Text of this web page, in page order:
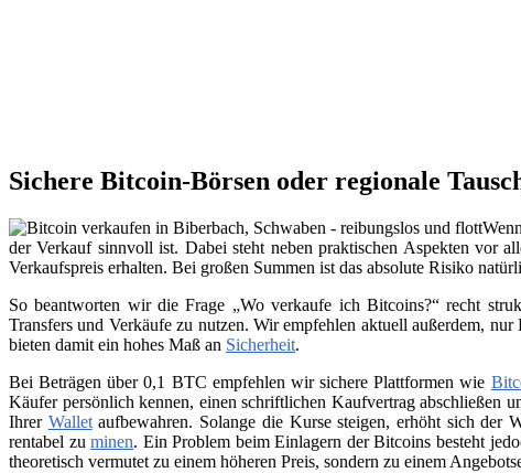
Sichere Bitcoin-Börsen oder regionale
der Verkauf sinnvoll ist. Dabei steht neben praktischen Aspekten vor
Verkaufspreis erhalten. Bei großen Summen ist das absolute Risiko
So beantworten wir die Frage „Wo verkaufe ich Bitcoins?“ recht
Transfers und Verkäufe zu nutzen. Wir empfehlen aktuell außerdem,
bieten damit ein hohes Maß an Sicherheit.
Bei Beträgen über 0,1 BTC empfehlen wir sichere Plattformen wie
Käufer persönlich kennen, einen schriftlichen Kaufvertrag abschließen
Ihrer Walletaufbewahren. Solange die Kurse steigen, erhöht sich der
rentabel zuminen. Ein Problem beim Einlagern der Bitcoins besteht
theoretisch vermutet zu einem höheren Preis, sondern zu einem